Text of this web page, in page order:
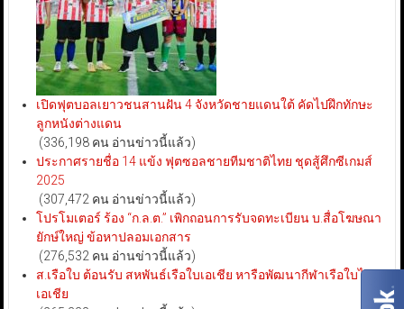
เปิดฟุตบอลเยาวชนสานฝัน 4 จังหวัดชายแดนใต้ คัดไปฝึกทักษะ
ลูกหนังต่างแดน
(336,198 คน อ่านข่าวนี้แล้ว)
ประกาศรายชื่อ 14 แข้ง ฟุตซอลชายทีมชาติไทย ชุดสู้ศึกซีเกมส์
2025
(307,472 คน อ่านข่าวนี้แล้ว)
โปรโมเตอร์ ร้อง “ก.ล.ต.” เพิกถอนการรับจดทะเบียน บ.สื่อโฆษณา
ยักษ์ใหญ่ ข้อหาปลอมเอกสาร
(276,532 คน อ่านข่าวนี้แล้ว)
ส.เรือใบ ต้อนรับ สหพันธ์เรือใบเอเชีย หารือพัฒนากีฬาเรือใบไทย-
เอเชีย